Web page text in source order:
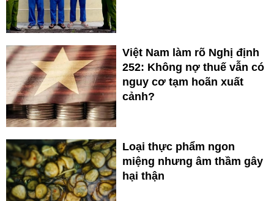
Việt Nam làm rõ Nghị định
252: Không nợ thuế vẫn có
nguy cơ tạm hoãn xuất
cảnh?
Loại thực phẩm ngon
miệng nhưng âm thầm gây
hại thận